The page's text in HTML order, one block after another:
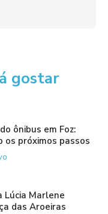
gostar
ônibus em Foz:
os próximos passos
Lúcia Marlene
das Aroeiras